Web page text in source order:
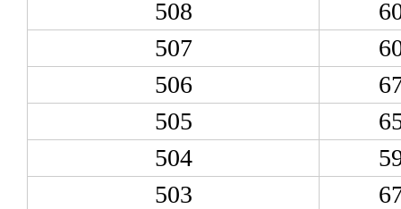
508
507
506
505
504
503